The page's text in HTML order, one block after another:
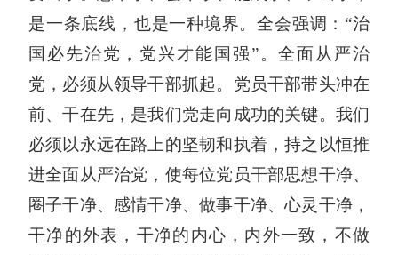
是一条底线，也是一种境界。全会强调：“治
国必先治党，党兴才能国强”。全面从严治
党，必须从领导干部抓起。党员干部带头冲在
前、干在先，是我们党走向成功的关键。我们
必须以永远在路上的坚韧和执着，持之以恒推
进全面从严治党，使每位党员干部思想干净、
圈子干净、感情干净、做事干净、心灵干净，
干净的外表，干净的内心，内外一致，不做